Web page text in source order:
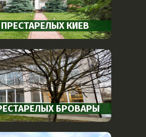
КИЕВ
БРОВАРЫ